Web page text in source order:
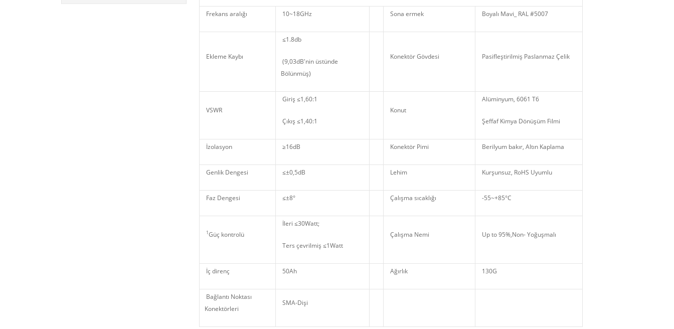
Frekans aralığı 10~18GHz Sona ermek Boyalı Mavi_ RAL #5007
Ekleme Kaybı
≤1.8db
(9,03dB'nin üstünde
Bölünmüş)
Konektör Gövdesi Pasifleştirilmiş Paslanmaz Çelik
VSWR
Giriş ≤1,60:1
Çıkış ≤1,40:1
Konut
Alüminyum, 6061 T6
Şeffaf Kimya Dönüşüm Filmi
İzolasyon ≥16dB Konektör Pimi Berilyum bakır, Altın Kaplama
Genlik Dengesi ≤±0,5dB Lehim Kurşunsuz, RoHS Uyumlu
Faz Dengesi ≤±8° Çalışma sıcaklığı -55~+85°C
1Güç kontrolü
İleri ≤30Watt;
Ters çevrilmiş ≤1Watt
Çalışma Nemi Up to 95%,Non- Yoğuşmalı
İç direnç 50Ah Ağırlık 130G
Bağlantı Noktası
Konektörleri
SMA-Dişi